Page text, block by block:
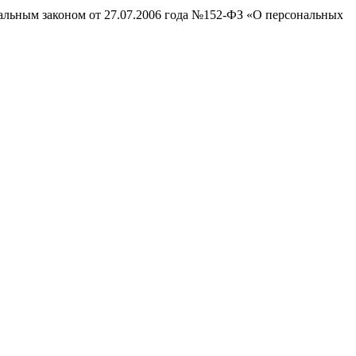
законом от 27.07.2006 года №152-ФЗ «О персональных